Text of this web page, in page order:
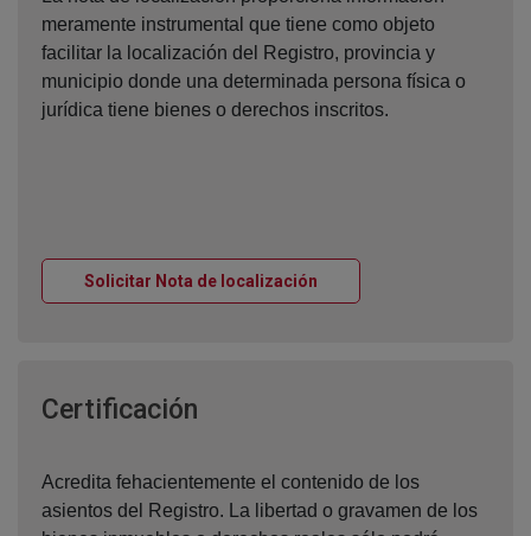
meramente instrumental que tiene como objeto
facilitar la localización del Registro, provincia y
municipio donde una determinada persona física o
jurídica tiene bienes o derechos inscritos.
Solicitar Nota de localización
Certificación
Acredita fehacientemente el contenido de los
asientos del Registro. La libertad o gravamen de los